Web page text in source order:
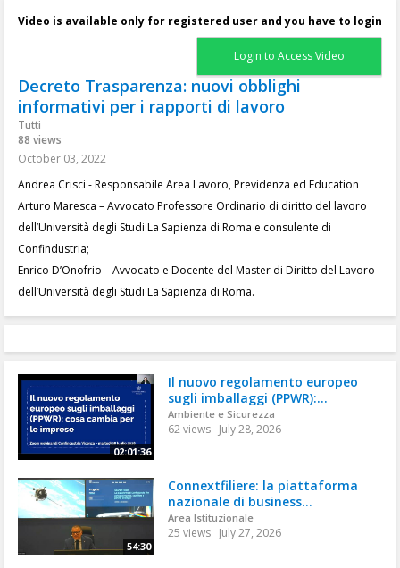
Video is available only for registered user and you have to login
Login to Access Video
Decreto Trasparenza: nuovi obblighi
informativi per i rapporti di lavoro
Tutti
88 views
October 03, 2022
Andrea Crisci - Responsabile Area Lavoro, Previdenza ed Education
Arturo Maresca – Avvocato Professore Ordinario di diritto del lavoro
dell’Università degli Studi La Sapienza di Roma e consulente di
Confindustria;
Enrico D’Onofrio – Avvocato e Docente del Master di Diritto del Lavoro
dell’Università degli Studi La Sapienza di Roma.
02:01:36
Il nuovo regolamento europeo
sugli imballaggi (PPWR):...
Ambiente e Sicurezza
62 views July 28, 2026
54:30
Connextfiliere: la piattaforma
nazionale di business...
Area Istituzionale
25 views July 27, 2026